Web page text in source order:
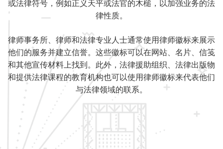
或法律符号，例如正义天平或法官的木槌，以加强业务的法
律性质。
律师事务所、律师和法律专业人士通常使用律师徽标来展示
他们的服务并建立信誉。这些徽标可以在网站、名片、信笺
和其他宣传材料上找到。此外，法律援助组织、法律出版物
和提供法律课程的教育机构也可以使用律师徽标来代表他们
与法律领域的联系。